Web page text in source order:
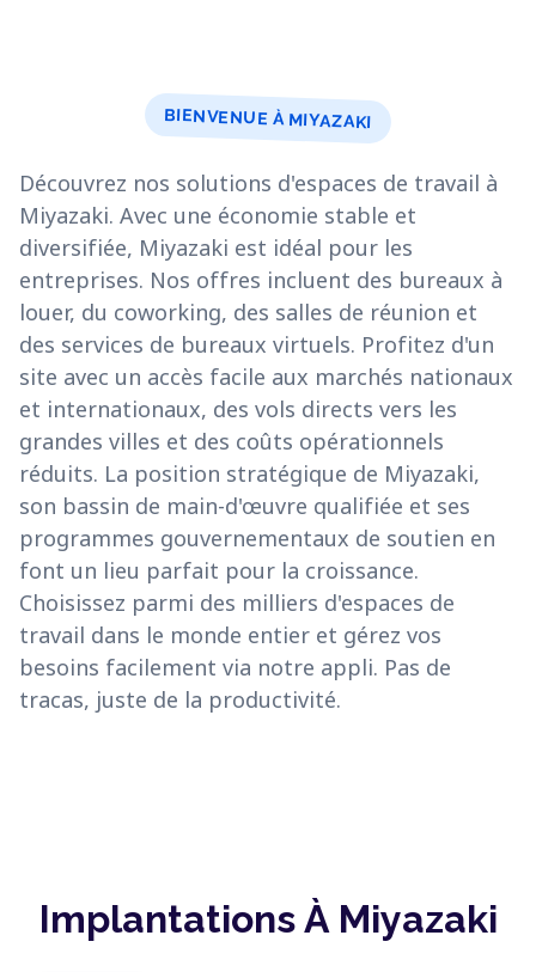
BIENVENUE À MIYAZAKI
Découvrez nos solutions d'espaces de travail à
Miyazaki. Avec une économie stable et
diversifiée, Miyazaki est idéal pour les
entreprises. Nos offres incluent des bureaux à
louer, du coworking, des salles de réunion et
des services de bureaux virtuels. Profitez d'un
site avec un accès facile aux marchés nationaux
et internationaux, des vols directs vers les
grandes villes et des coûts opérationnels
réduits. La position stratégique de Miyazaki,
son bassin de main-d'œuvre qualifiée et ses
programmes gouvernementaux de soutien en
font un lieu parfait pour la croissance.
Choisissez parmi des milliers d'espaces de
travail dans le monde entier et gérez vos
besoins facilement via notre appli. Pas de
tracas, juste de la productivité.
Implantations À Miyazaki